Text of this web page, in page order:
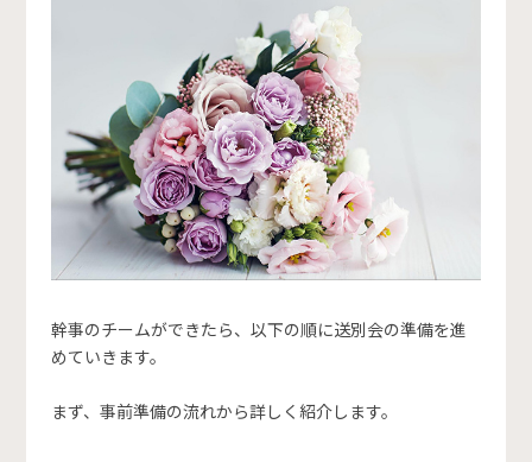
幹事のチームができたら、以下の順に送別会の準備を進
めていきます。
まず、事前準備の流れから詳しく紹介します。